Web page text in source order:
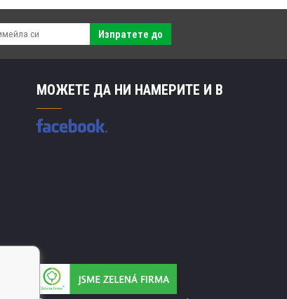
Изпратете до
МОЖЕТЕ ДА НИ НАМЕРИТЕ И В